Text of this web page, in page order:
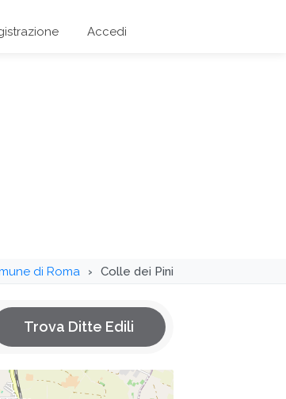
Accedi
di Roma Colle dei Pini
Trova Ditte Edili